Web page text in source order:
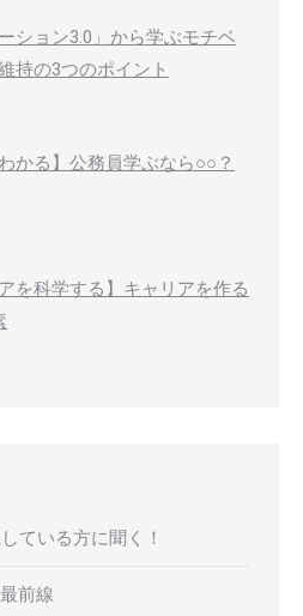
ーション3.0」から学ぶモチベ
持の3つのポイント
わかる】公務員学ぶなら○○？
アを科学する】キャリアを作る
ている方に聞く！
前線